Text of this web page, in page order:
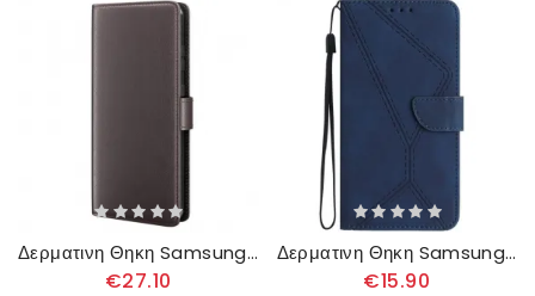
Δερματινη Θηκη Samsung Galaxy A55 5g Δέρμα Σιλικόνης
€27.10
Δερματινη Θηκη Samsung Galaxy A55 5g Γραμμές Και Κουκκίδες Σιλικόνης
€15.90